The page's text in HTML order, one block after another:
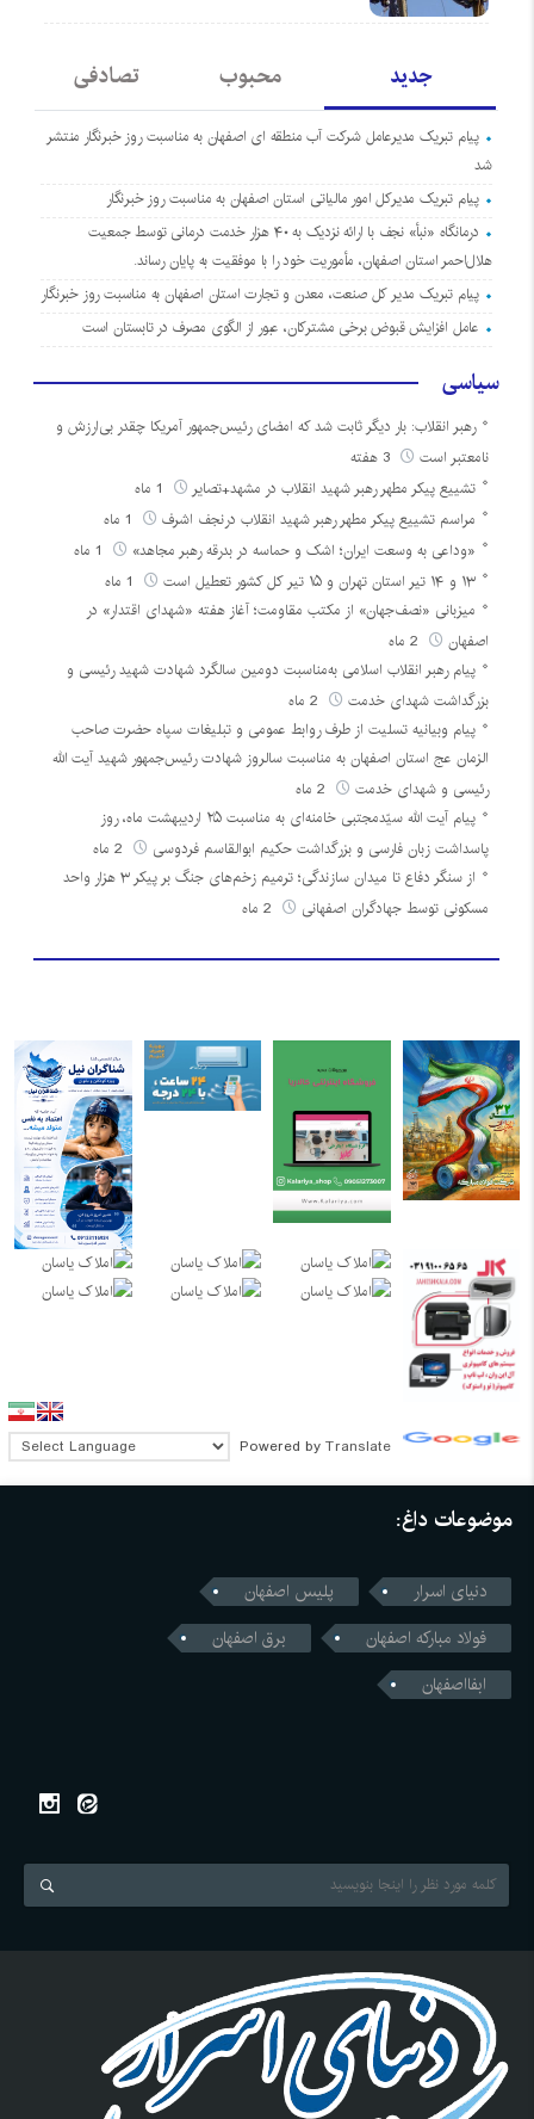
جدید محبوب تصادفی
پیام تبریک مدیرعامل شرکت آب منطقه ای اصفهان به مناسبت روز خبرنگار منتشر
شد
پیام تبریک مدیرکل امور مالیاتی استان اصفهان به مناسبت روز خبرنگار
درمانگاه «نبأ» نجف با ارائه نزدیک به ۴۰ هزار خدمت درمانی توسط جمعیت
هلال‌احمر استان اصفهان، مأموریت خود را با موفقیت به پایان رساند.
پیام تبریک مدیر کل صنعت، معدن و تجارت استان اصفهان به مناسبت روز خبرنگار
عامل افزایش قبوض برخی مشترکان، عبور از الگوی مصرف در تابستان است
سیاسی
رهبر انقلاب: بار دیگر ثابت شد که امضای رئیس‌جمهور آمریکا چقدر بی‌ارزش و
نامعتبر است
3 هفته
تشییع پیکر مطهر رهبر شهید انقلاب در مشهد+تصایر
مراسم تشییع پیکر مطهر رهبر شهید انقلاب درنجف اشرف
«وداعی به وسعت ایران؛ اشک و حماسه در بدرقه رهبر مجاهد»
۱۳ و ۱۴ تیر استان تهران و ۱۵ تیر کل کشور تعطیل است
میزبانی «نصف‌جهان» از مکتب مقاومت؛ آغاز هفته «شهدای اقتدار» در
اصفهان
پیام رهبر انقلاب اسلامی به‌مناسبت دومین سالگرد شهادت شهید رئیسی و
بزرگداشت شهدای خدمت
پیام وبیانیه تسلیت از طرف روابط عمومی و تبلیغات سپاه حضرت صاحب
الزمان عج استان اصفهان به مناسبت سالروز شهادت رئیس‌جمهور شهید آیت الله
رئیسی و شهدای خدمت
پیام آیت الله سیّدمجتبی خامنه‌ای به مناسبت ۲۵ اردیبهشت ماه، روز
پاسداشت زبان فارسی و بزرگداشت حکیم ابوالقاسم فردوسی
از سنگر دفاع تا میدان سازندگی؛ ترمیم زخم‌های جنگ بر پیکر ۳ هزار واحد
مسکونی توسط جهادگران اصفهانی
Powered by Translate
موضوعات داغ:
دنیای اسرار
پلیس اصفهان
فولاد مبارکه اصفهان
برق اصفهان
ابفااصفهان